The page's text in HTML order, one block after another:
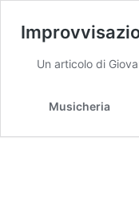
Un articolo di
Musicheria